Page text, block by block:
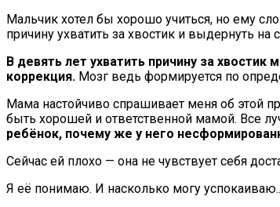
Мальчик хотел бы хорошо учиться, но ему
причину ухватить за хвостик и выдернуть
В девять лет ухватить причину за
коррекция. Мозг ведь формируется по
Мама настойчиво спрашивает меня об этой
быть хорошей и ответственной мамой. Все
ребёнок, почему же у него
Сейчас ей плохо — она не чувствует себя
Я её понимаю. И насколько могу успокаиваю..